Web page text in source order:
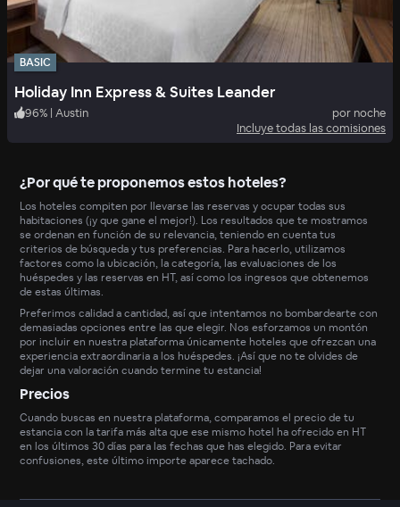
BASIC
Holiday Inn Express & Suites Leander
96% | Austin
por noche
Incluye todas las comisiones
¿Por qué te proponemos estos hoteles?
Los hoteles compiten por llevarse las reservas y ocupar todas sus
habitaciones (¡y que gane el mejor!). Los resultados que te mostramos
se ordenan en función de su relevancia, teniendo en cuenta tus
criterios de búsqueda y tus preferencias. Para hacerlo, utilizamos
factores como la ubicación, la categoría, las evaluaciones de los
huéspedes y las reservas en HT, así como los ingresos que obtenemos
de estas últimas.
Preferimos calidad a cantidad, así que intentamos no bombardearte con
demasiadas opciones entre las que elegir. Nos esforzamos un montón
por incluir en nuestra plataforma únicamente hoteles que ofrezcan una
experiencia extraordinaria a los huéspedes. ¡Así que no te olvides de
dejar una valoración cuando termine tu estancia!
Precios
Cuando buscas en nuestra plataforma, comparamos el precio de tu
estancia con la tarifa más alta que ese mismo hotel ha ofrecido en HT
en los últimos 30 días para las fechas que has elegido. Para evitar
confusiones, este último importe aparece tachado.